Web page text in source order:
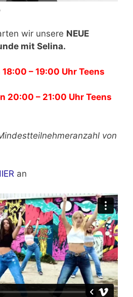
wir unsere NEUE
mit Selina.
– 19:00 Uhr Teens
20:00 – 21:00 Uhr Teens
von
an